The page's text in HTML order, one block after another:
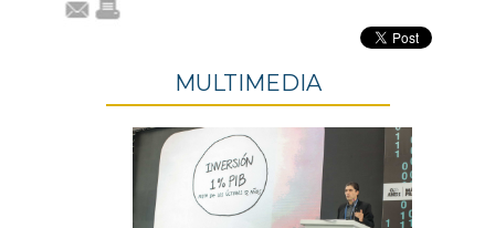
MULTIMEDIA